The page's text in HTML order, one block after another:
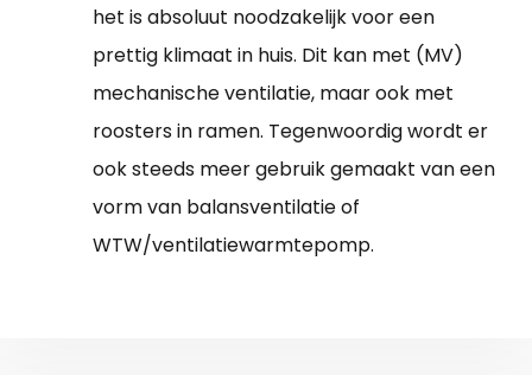
het is absoluut noodzakelijk voor een
prettig klimaat in huis. Dit kan met (MV)
mechanische ventilatie, maar ook met
roosters in ramen. Tegenwoordig wordt er
ook steeds meer gebruik gemaakt van een
vorm van balansventilatie of
WTW/ventilatiewarmtepomp.